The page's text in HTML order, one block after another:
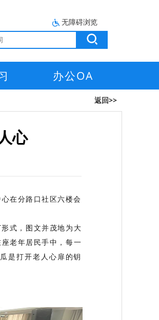
无障碍浏览
办公OA
返回>>
心
在分路口社区六楼会
式，图文并茂地为大
老年居民手中，每一
是打开老人心扉的钥